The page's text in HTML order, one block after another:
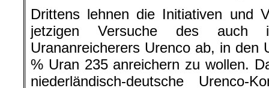
Drittens lehnen die Initiativen und
jetzigen Versuche des auch
Urananreicherers Urenco ab, in den
% Uran 235 anreichern zu wollen.
niederländisch-deutsche Urenco-